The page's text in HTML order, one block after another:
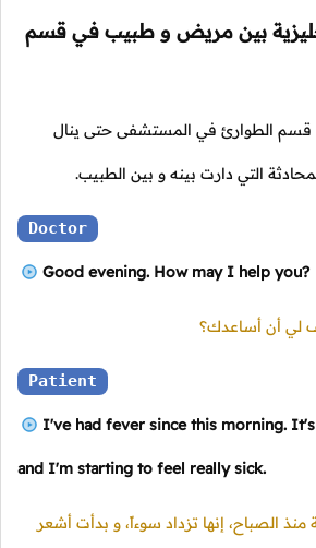
بين مريض و طبيب في قسم
الطوارئ في المستشفى حتى ينال
التي دارت بينه و بين الطبيب.
Doctor
Good evening. How may I help you?
لي أن أساعدك؟
Patient
I've had fever since this morning.
and I'm starting to feel really sick.
الصباح، إنها تزداد سوءاً، و بدأت أشعر